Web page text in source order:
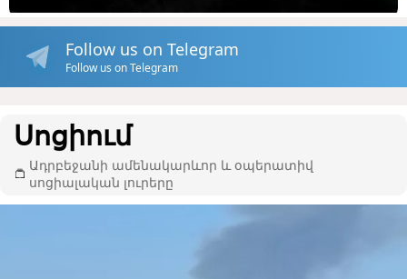
Follow us on Telegram
Follow us on Telegram
Սոցիում
Ադրբեջանի ամենակարևոր և օպերատիվ
սոցիալական լուրերը